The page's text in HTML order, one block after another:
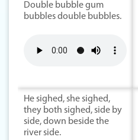
Double bubble gum
bubbles double bubbles.
He sighed, she sighed,
they both sighed, side by
side, down beside the
river side.